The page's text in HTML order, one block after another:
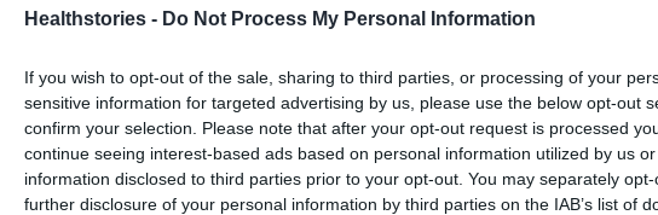
Healthstories - Do Not Process My Personal Information
If you wish to opt-out of the sale, sharing to third parties, or processing of your
sensitive information for targeted advertising by us, please use the below opt-out
confirm your selection. Please note that after your opt-out request is processed
continue seeing interest-based ads based on personal information utilized by us
information disclosed to third parties prior to your opt-out. You may separately
further disclosure of your personal information by third parties on the IAB’s list of
Ευρώπη
Νέα ναρκωτικά, όπως οι καθινόνες, οι νιταζίνες αλλά και η
νοθευμένη κάνναβη, έχουν προκαλέσει ραγδαίες μεταβολές
στην αγορά των ναρκωτικών και κατά συνέπεια νέους...